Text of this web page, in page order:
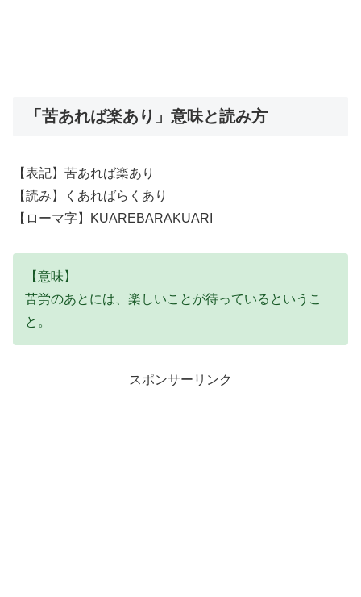
「苦あれば楽あり」意味と読み方
【表記】苦あれば楽あり
【読み】くあればらくあり
【ローマ字】KUAREBARAKUARI
【意味】
苦労のあとには、楽しいことが待っているというこ
と。
スポンサーリンク